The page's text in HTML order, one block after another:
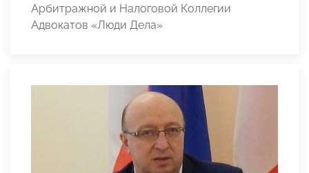
Арбитражной и Налоговой Коллегии
Адвокатов «Люди Дела»